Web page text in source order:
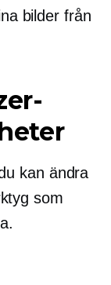
bilder från
kan ändra
som